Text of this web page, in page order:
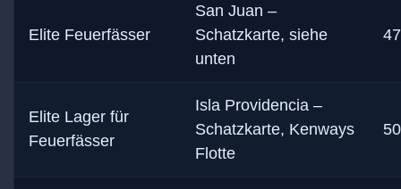
Elite Feuerfässer
San Juan –
Schatzkarte, siehe
unten
Elite Lager für
Feuerfässer
Isla Providencia –
Schatzkarte, Kenways
Flotte